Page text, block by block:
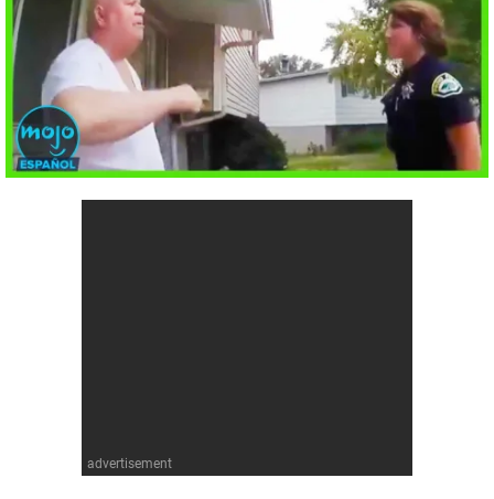
Cómics
Anime
Cultura Pop
Videojuegos
Cómics
Anime
Cultura Pop
advertisement